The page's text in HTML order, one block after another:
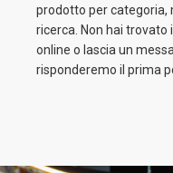
prodotto per categoria,
ricerca. Non hai trovato
online o lascia un
risponderemo il prima